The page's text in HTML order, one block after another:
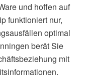
und hoffen auf
funktioniert nur,
optimal
berät Sie
mit